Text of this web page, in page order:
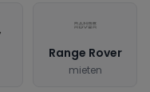
Range Rover
mieten